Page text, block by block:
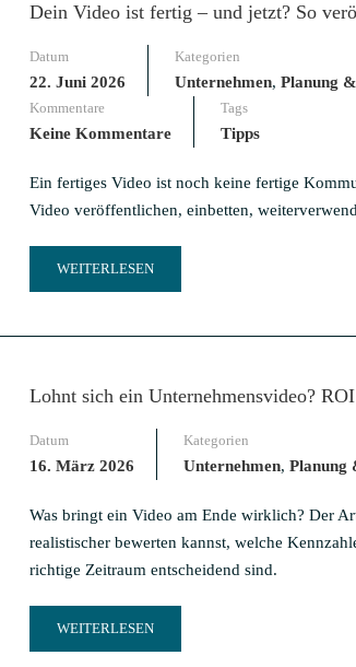
VIDEOS
WERDEN
MÜSSEN
Dein Video ist fertig – und jetzt? So
Datum
22. Juni 2026
Kategorien
Unternehmen, Planung
Kommentare
Keine Kommentare
Tags
Tipps
Ein fertiges Video ist noch keine fertige
Video veröffentlichen, einbetten,
READ
MORE
DEIN
FERTIG
UND
JETZT?
VERÖFFENTLICHEN
VIDEOS
STRATEGISCH
WEITERLESEN
Lohnt sich ein Unternehmensvideo?
Datum
16. März 2026
Kategorien
Unternehmen, Planung
Was bringt ein Video am Ende wirklich? Der
realistischer bewerten kannst, welche
richtige Zeitraum entscheidend sind.
READ
MORE
WEITERLESEN